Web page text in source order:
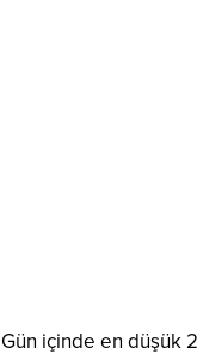
içinde en